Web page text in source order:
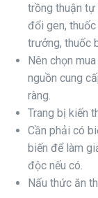
trồng thuận
đổi gen,
trưởng, thuốc
Nên chọn
nguồn cung
ràng.
Trang bị kiến
Cần phải có
biến để làm
độc nếu có.
Nấu thức ăn